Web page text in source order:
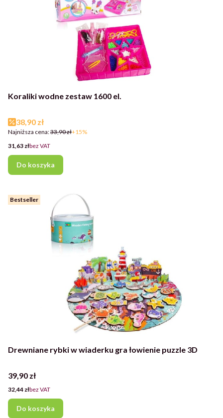
Koraliki wodne zestaw 1600 el.
Cena promocyjna
38,90 zł
Najniższa cena:33,90 zł+15%
Cena
31,63 złbez VAT
Do koszyka
Bestseller
Drewniane rybki w wiaderku gra łowienie puzzle 3D
Cena
39,90 zł
Cena
32,44 złbez VAT
Do koszyka